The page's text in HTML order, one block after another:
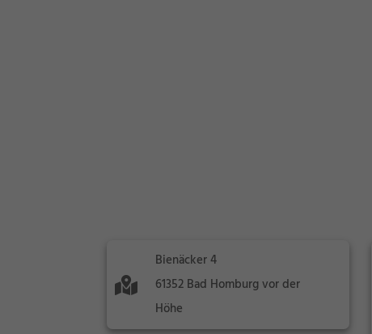
Bienäcker 4
61352 Bad Homburg vor der
Höhe